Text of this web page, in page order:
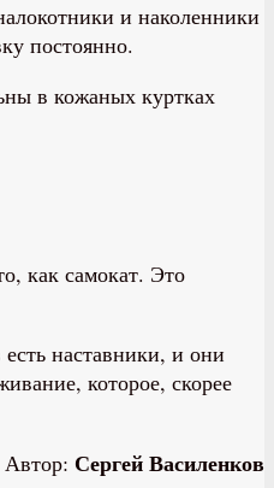
и наколенники
постоянно.
в кожаных куртках
как самокат. Это
наставники, и они
которое, скорее
Автор: Сергей Василенков